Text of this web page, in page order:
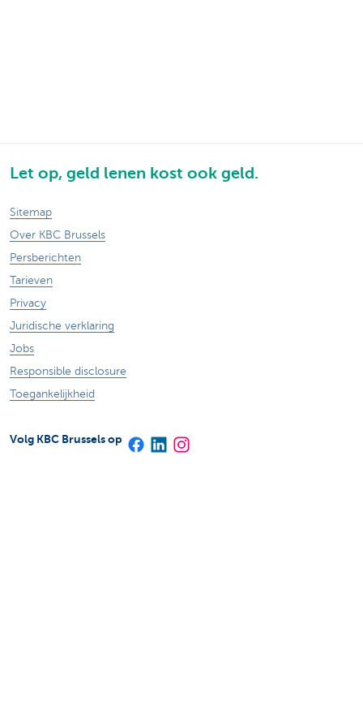
Let op, geld lenen kost ook geld.
Sitemap
Over KBC Brussels
Persberichten
Tarieven
Privacy
Juridische verklaring
Jobs
Responsible disclosure
Toegankelijkheid
Volg KBC Brussels op